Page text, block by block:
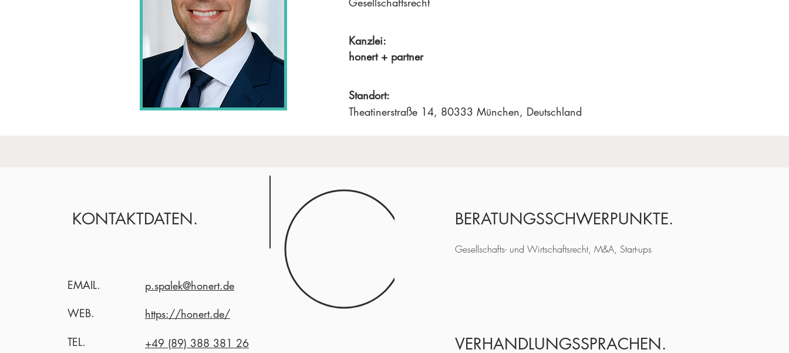
Kanzlei:
honert + partner
Standort:
Theatinerstraße 14, 80333 München, Deutschland
KONTAKTDATEN.
EMAIL.
WEB.
TEL.
p.spalek@honert.de
https://honert.de/
+49 (89) 388 381 26
BERATUNGSSCHWERPUNKTE.
Gesellschafts- und Wirtschaftsrecht, M&A, Start-ups
VERHANDLUNGSSPRACHEN.